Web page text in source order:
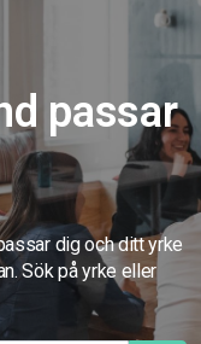
passar
dig och ditt yrke
Sök på yrke eller